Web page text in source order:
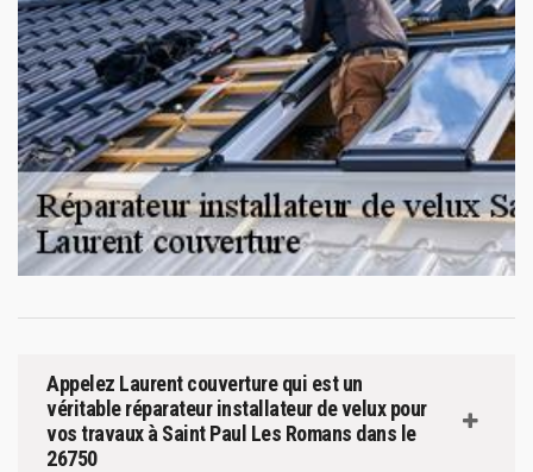
Appelez Laurent couverture qui est un
véritable réparateur installateur de velux pour
vos travaux à Saint Paul Les Romans dans le
26750